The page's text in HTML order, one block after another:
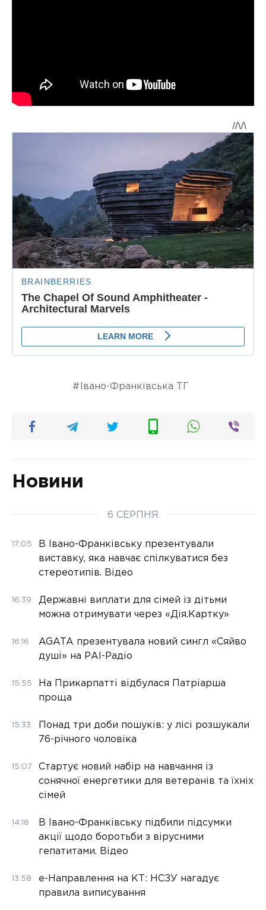
Івано-Франківська ТГ
Новини
6 СЕРПНЯ
17:05
В Івано-Франківську презентували
виставку, яка навчає спілкуватися без
стереотипів. Відео
16:39
Державні виплати для сімей із дітьми
можна отримувати через «Дія.Картку»
16:16
AGATA презентувала новий сингл «Сяйво
душі» на РАІ-Радіо
15:55
На Прикарпатті відбулася Патріарша
проща
15:33
Понад три доби пошуків: у лісі розшукали
76-річного чоловіка
15:07
Стартує новий набір на навчання із
сонячної енергетики для ветеранів та їхніх
сімей
14:18
В Івано-Франківську підбили підсумки
акції щодо боротьби з вірусними
гепатитами. Відео
13:58
е-Направлення на КТ: НСЗУ нагадує
правила виписування